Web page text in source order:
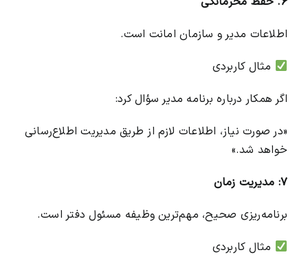
اطلاعات مدیر و سازمان امانت است.
مثال کاربردی
اگر همکار درباره برنامه مدیر سؤال کرد:
«در صورت نیاز، اطلاعات لازم از طریق مدیریت اطلاع‌رسانی
خواهد شد.»
۷: مدیریت زمان
برنامه‌ریزی صحیح، مهم‌ترین وظیفه مسئول دفتر است.
مثال کاربردی